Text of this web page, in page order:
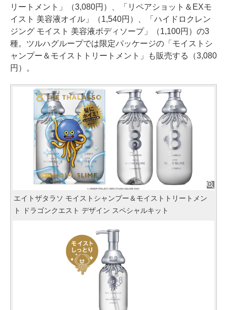
リートメント」（3,080円）、「リペアショット＆EXモ
イスト 美容液オイル」（1,540円）、「ハイドロクレン
ジング モイスト 美容液ボディソープ」（1,100円）の3
種。ツルハグループでは限定パッケージの「モイストシ
ャンプー＆モイストトリートメント」も販売する（3,080
円）。
エイトザタラソ モイストシャンプー＆モイストトリートメン
ト ドラゴンクエスト デザイン スペシャルキット